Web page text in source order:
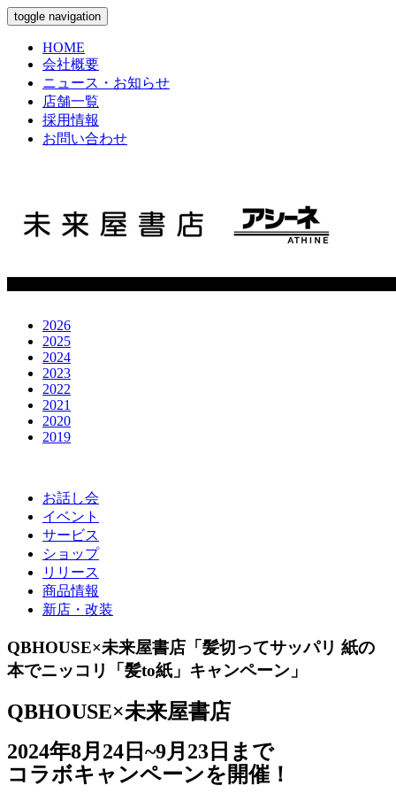
toggle navigation
HOME
会社概要
ニュース・お知らせ
店舗一覧
採用情報
お問い合わせ
2026
2025
2024
2023
2022
2021
2020
2019
お話し会
イベント
サービス
ショップ
リリース
商品情報
新店・改装
QBHOUSE×未来屋書店「髪切ってサッパリ 紙の
本でニッコリ「髪to紙」キャンペーン」
QBHOUSE×未来屋書店
2024年8月24日~9月23日まで
コラボキャンペーンを開催！